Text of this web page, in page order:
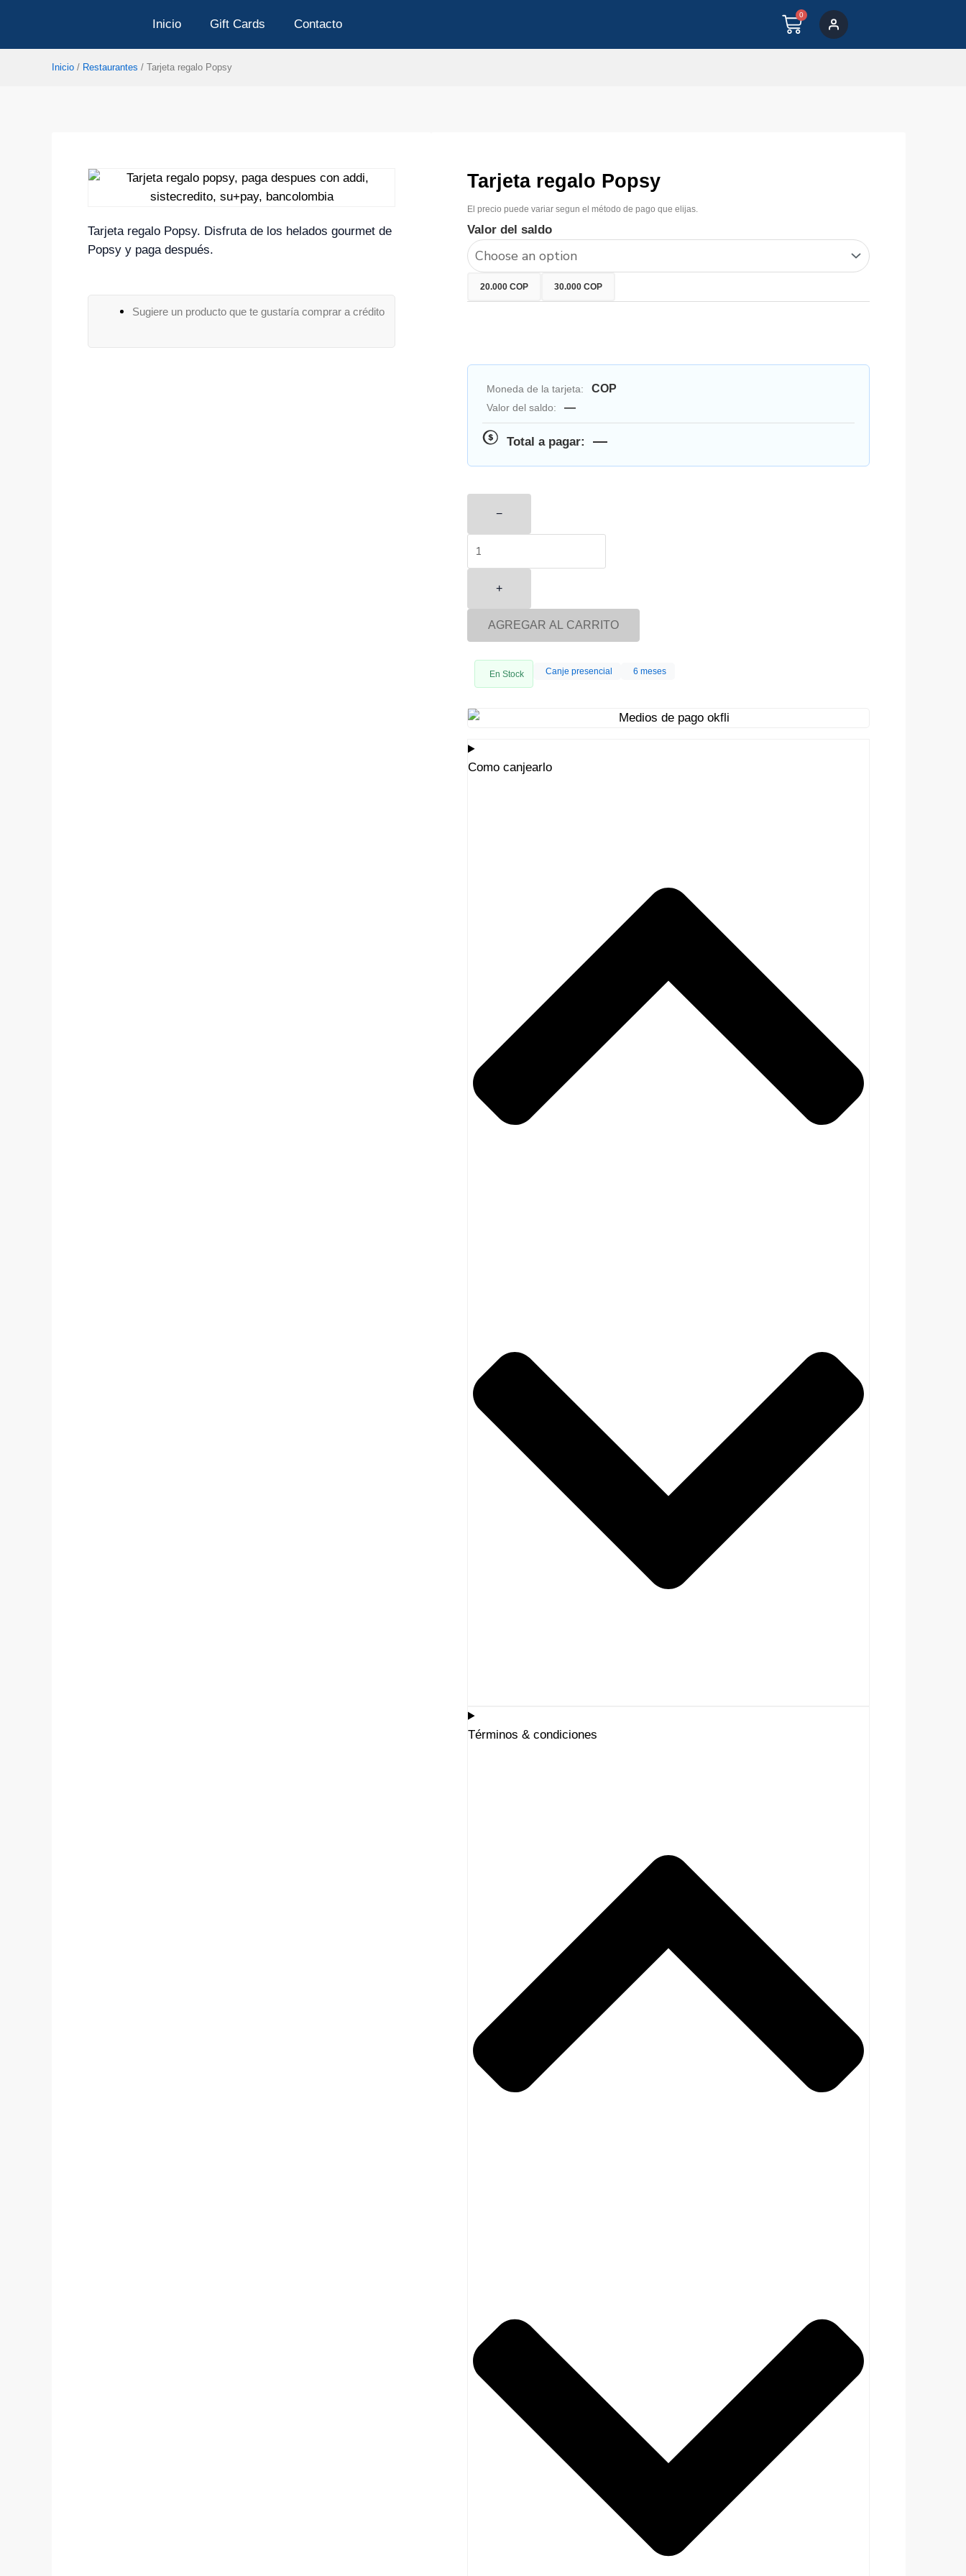
contenido
Inicio Gift Cards Contacto
0
CART
Inicio / Restaurantes / Tarjeta regalo Popsy
Tarjeta regalo Popsy. Disfruta de los helados gourmet de
Popsy y paga después.
Sugiere un producto que te gustaría comprar a crédito
Tarjeta regalo Popsy
El precio puede variar segun el método de pago que elijas.
Valor del saldo
20.000 COP 30.000 COP
Moneda de la tarjeta: COP
Valor del saldo: —
Total a pagar: —
−
+
AGREGAR AL CARRITO
En Stock Canje presencial 6 meses
Como canjearlo
Términos & condiciones